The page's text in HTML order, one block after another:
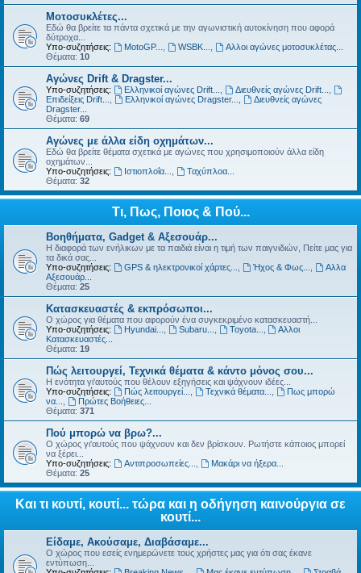
Μοτοσυκλέτες...
Εδώ θα βρείτε τα πάντα σχετικά με την αγωνιστική αυτοκίνηση που αφορά
δύτροχα...
Υπο-συζητήσεις:
MotoGP... WSBK...
Αλλοι αγώνες μοτοσυκλέτας...
Θέματα: 10
Αγώνες Drift & Dragster...
Υπο-συζητήσεις: Ελληνικοί αγώνες Drift... Διευθνείς αγώνες Drift...
Επιδείξεις Drift...
Ελληνικοί αγώνες Dragster...
Διευθνείς αγώνες
Dragster...
Θέματα: 69
Αγώνες με άλλα είδη οχημάτων...
Εδώ θα βρείτε θέματα σχετικά με αγώνες που χρησιμοποιούν άλλα είδη
οχημάτων...
Υπο-συζητήσεις:
Ιστιοπλοΐα...
Ταχύπλοα...
Θέματα: 32
Τι, Πως, Ποιος & Πού...
Βοηθήματα, Gadget & Αξεσουάρ...
Η διαφορά των ενήλικων με τα παιδιά είναι η τιμή των παιγνιδιών, Πείτε μας για
τα δικά σας...
Υπο-συζητήσεις:
GPS & ηλεκτρονικοί χάρτες... Ήχος & Φως...
Αλλα
Αξεσουάρ...
Θέματα: 25
Κατασκευαστές & εκπρόσωποι...
Ο χώρος για θέματα που αφορούν ένα συγκεκριμένο κατασκευαστή...
Υπο-συζητήσεις:
Hyundai... Subaru... Toyota...
Αλλοι
Κατασκευαστές...
Θέματα: 19
Πώς λειτουργεί, Τεχνικά θέματα & κάντο μόνος σου...
Η ενότητα γι'αυτούς που θέλουν εξηγήσεις και ψάχνουν ιδέες...
Υπο-συζητήσεις:
Πώς λειτουργεί... Τεχνικά θέματα...
Πως μπορώ
να...
Πρώτες Βοήθειες...
Θέματα: 371
Πού μπορώ να βρω?...
Ο χώρος γι'αυτούς που ψάχνουν και δεν βρίσκουν. Ρωτήστε κάποιος μπορεί
να ξέρει...
Υπο-συζητήσεις:
Αντιπροσωπείες...
Μακάρι να ήξερα...
Θέματα: 25
Και τι κουτί, κουτί... τώρα και η οδήγηση καινούργια σε
κουτί...
Είδαμε, Ακούσαμε, Διαβάσαμε...
Ο χώρος που εσείς ενημερώνετε τους χρήστες μας για ότι σας έκανε
εντύπωση...